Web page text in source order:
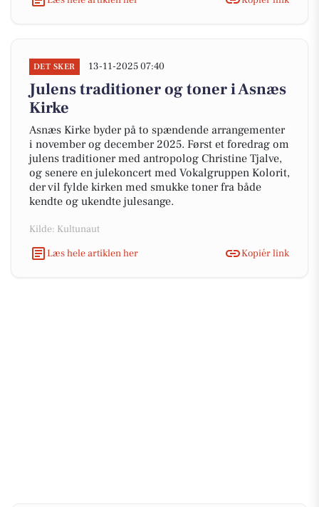
DET SKER 13-11-2025 07:40
Julens traditioner og toner i Asnæs
Kirke
Asnæs Kirke byder på to spændende arrangementer
i november og december 2025. Først et foredrag om
julens traditioner med antropolog Christine Tjalve,
og senere en julekoncert med Vokalgruppen Kolorit,
der vil fylde kirken med smukke toner fra både
kendte og ukendte julesange.
Kilde: Kultunaut
Læs hele artiklen her
Kopiér link